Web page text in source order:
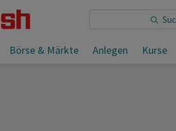
Börse & Märkte Anlegen Kurse